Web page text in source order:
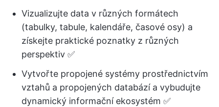
Vizualizujte data v různých formátech
(tabulky, tabule, kalendáře, časové osy) a
získejte praktické poznatky z různých
perspektiv ✅
Vytvořte propojené systémy prostřednictvím
vztahů a propojených databází a vybudujte
dynamický informační ekosystém ✅